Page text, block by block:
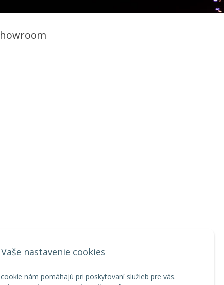
Vaše nastavenie cookies
nám pomáhajú pri poskytovaní služieb pre vás.